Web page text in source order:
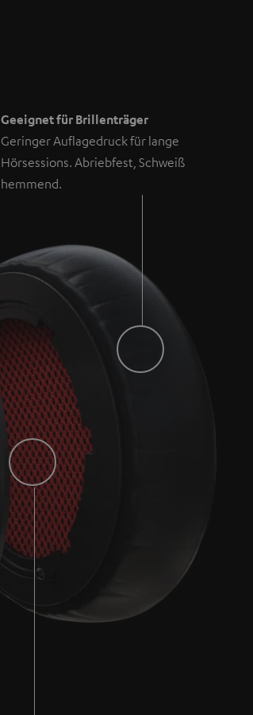
Geeignet für Brillenträger
Geringer Auflagedruck für lange
Hörsessions. Abriebfest, Schweiß
hemmend.